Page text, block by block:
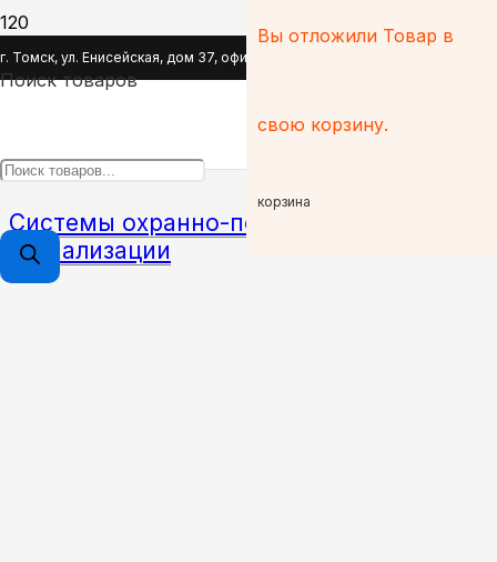
г. Томск, ул. Енисейская, дом 37, офис 110
Поиск товаров
Вы отложили Товар в
свою корзину.
корзина
Каталог
Системы охранно-пожарной
сигнализации